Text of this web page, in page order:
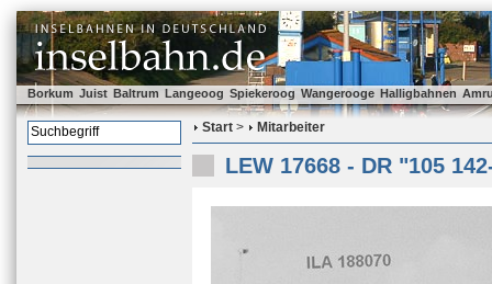
Borkum Juist Baltrum Langeoog Spiekeroog Wangerooge Halligbahnen
Start > Mitarbeiter
LEW 17668 - DR "105